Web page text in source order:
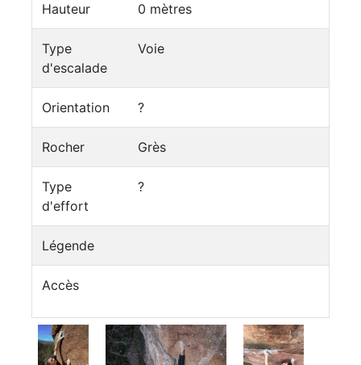
Hauteur 0 mètres
Type
d'escalade
Voie
Orientation ?
Rocher Grès
Type
d'effort
?
Légende
Accès